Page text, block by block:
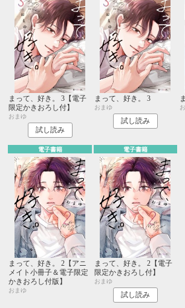
まって、好き。 3【電子
限定かきおろし付】
おまゆ
試し読み
まって、好き。 3
おまゆ
試し読み
電子書籍
まって、好き。 2【アニ
メイト小冊子＆電子限定
かきおろし付版】
おまゆ
電子書籍
まって、好き。 2【電子
限定かきおろし付】
おまゆ
試し読み